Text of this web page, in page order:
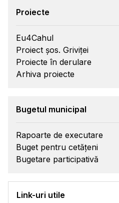
Proiecte
Eu4Cahul
Proiect șos. Griviței
Proiecte în derulare
Arhiva proiecte
Bugetul municipal
Rapoarte de executare
Buget pentru cetățeni
Bugetare participativă
Link-uri utile